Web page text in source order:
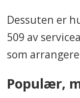
Dessuten er
509 av
som
Populær,